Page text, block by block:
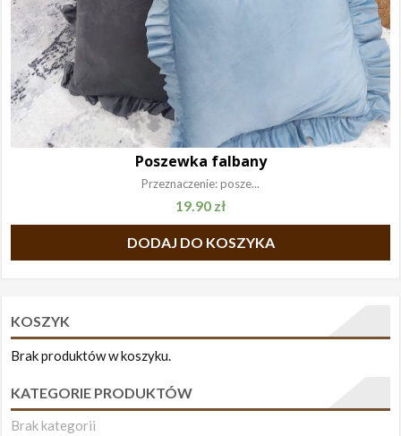
Poszewka falbany
Przeznaczenie: posze...
19.90 zł
DODAJ DO KOSZYKA
KOSZYK
Brak produktów w koszyku.
KATEGORIE PRODUKTÓW
Brak kategorii